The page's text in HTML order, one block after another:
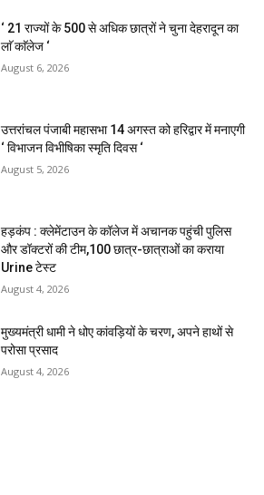
‘ 21 राज्यों के 500 से अधिक छात्रों ने चुना देहरादून का
लाॅ काॅलेज ‘
August 6, 2026
उत्तरांचल पंजाबी महासभा 14 अगस्त को हरिद्वार में मनाएगी
‘ विभाजन विभीषिका स्मृति दिवस ‘
August 5, 2026
हड़कंप : क्लेमेंटाउन के कॉलेज में अचानक पहुंची पुलिस
और डॉक्टरों की टीम,100 छात्र-छात्राओं का कराया
Urine टेस्ट
August 4, 2026
मुख्यमंत्री धामी ने धोए कांवड़ियों के चरण, अपने हाथों से
परोसा प्रसाद
August 4, 2026